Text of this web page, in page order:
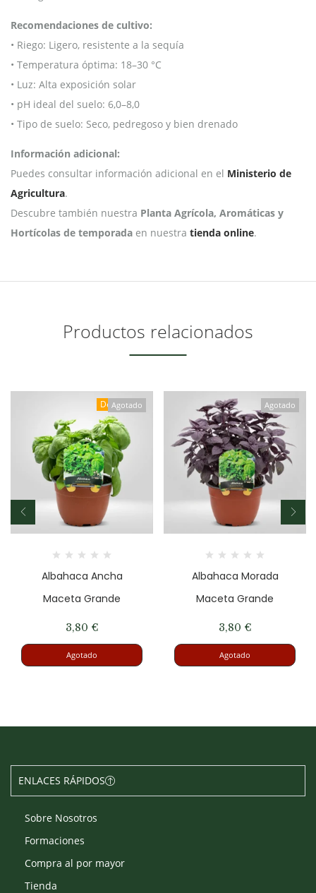
Recomendaciones de cultivo:
• Riego: Ligero, resistente a la sequía
• Temperatura óptima: 18–30 °C
• Luz: Alta exposición solar
• pH ideal del suelo: 6,0–8,0
• Tipo de suelo: Seco, pedregoso y bien drenado
Información adicional:
Puedes consultar información adicional en el Ministerio de
Agricultura.
Descubre también nuestra Planta Agrícola, Aromáticas y
Hortícolas de temporada en nuestra tienda online.
Productos relacionados
Destacado
Agotado
Albahaca Ancha
Maceta Grande
3,80 €
Agotado
Agotado
Albahaca Morada
Maceta Grande
3,80 €
Agotado
ENLACES RÁPIDOS
Sobre Nosotros
Formaciones
Compra al por mayor
Tienda